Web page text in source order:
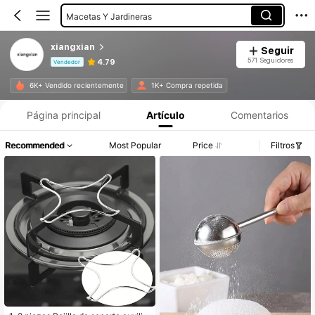
Macetas Y Jardineras
xiangxian
Vendedor 4.79
Seguir
571 Seguidores
6K+ Vendido recientemente 1K+ Compra repetida
Página principal Artículo Comentarios
Recommended Most Popular Price Filtros